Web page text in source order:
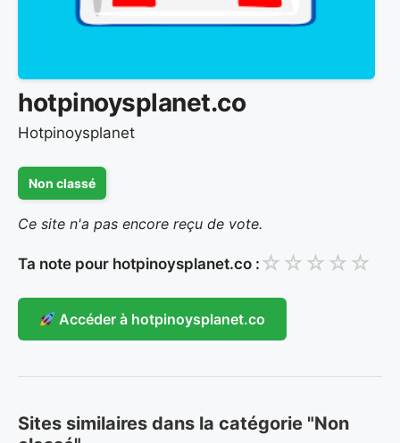
hotpinoysplanet.co
Hotpinoysplanet
Non classé
Ce site n'a pas encore reçu de vote.
Ta note pour hotpinoysplanet.co : ☆ ☆ ☆ ☆ ☆
Accéder à hotpinoysplanet.co
Sites similaires dans la catégorie "Non